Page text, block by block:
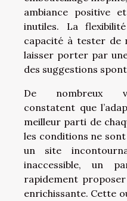
ambiance positive
inutiles. La
capacité à tester de
laisser porter par
des suggestions
De nombreux
constatent que
meilleur parti de
les conditions ne sont
un site
inaccessible, un
rapidement
enrichissante. Cette